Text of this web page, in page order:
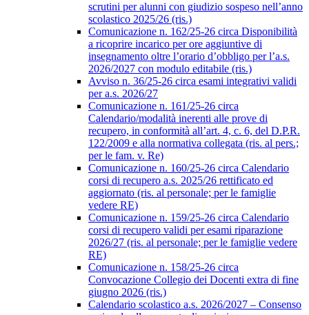
scrutini per alunni con giudizio sospeso nell’anno
scolastico 2025/26 (ris.)
Comunicazione n. 162/25-26 circa Disponibilità
a ricoprire incarico per ore aggiuntive di
insegnamento oltre l’orario d’obbligo per l’a.s.
2026/2027 con modulo editabile (ris.)
Avviso n. 36/25-26 circa esami integrativi validi
per a.s. 2026/27
Comunicazione n. 161/25-26 circa
Calendario/modalità inerenti alle prove di
recupero, in conformità all’art. 4, c. 6, del D.P.R.
122/2009 e alla normativa collegata (ris. al pers.;
per le fam. v. Re)
Comunicazione n. 160/25-26 circa Calendario
corsi di recupero a.s. 2025/26 rettificato ed
aggiornato (ris. al personale; per le famiglie
vedere RE)
Comunicazione n. 159/25-26 circa Calendario
corsi di recupero validi per esami riparazione
2026/27 (ris. al personale; per le famiglie vedere
RE)
Comunicazione n. 158/25-26 circa
Convocazione Collegio dei Docenti extra di fine
giugno 2026 (ris.)
Calendario scolastico a.s. 2026/2027 – Consenso